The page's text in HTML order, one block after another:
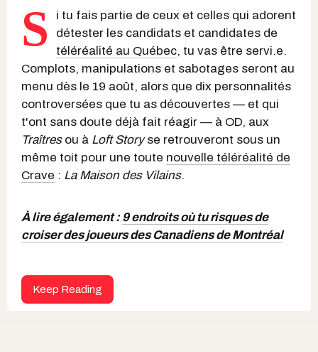
S
i tu fais partie de ceux et celles qui adorent
détester les candidats et candidates de
téléréalité au Québec, tu vas être servi.e.
Complots, manipulations et sabotages seront au
menu dès le 19 août, alors que dix personnalités
controversées que tu as découvertes — et qui
t'ont sans doute déjà fait réagir — à OD, aux
Traîtresou à Loft Storyse retrouveront sous un
même toit pour une toute nouvelle téléréalité de
Crave : La Maison des Vilains.
À lire également :9 endroits où tu risques de
croiser des joueurs des Canadiens de Montréal
Keep Reading